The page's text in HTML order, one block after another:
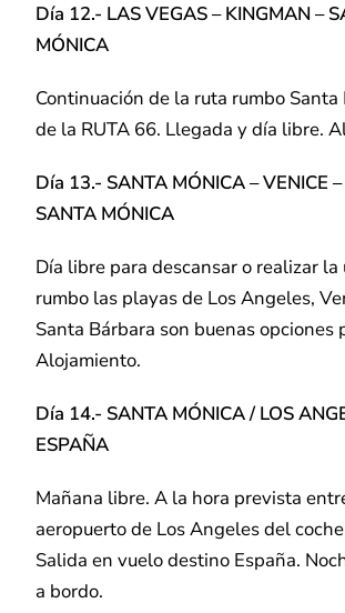
Día 12.- LAS VEGAS – KINGMAN –
MÓNICA
Continuación de la ruta rumbo
de la RUTA 66. Llegada y día libre.
Día 13.- SANTA MÓNICA – VENICE
SANTA MÓNICA
Día libre para descansar o realizar
rumbo las playas de Los Angeles,
Santa Bárbara son buenas opciones
Alojamiento.
Día 14.- SANTA MÓNICA / LOS
ESPAÑA
Mañana libre. A la hora prevista
aeropuerto de Los Angeles del
Salida en vuelo destino España.
a bordo.